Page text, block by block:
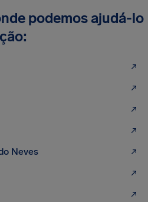
podemos ajudá-lo
Neves